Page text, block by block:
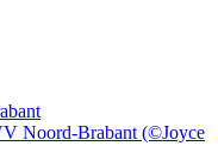
Noord-Brabant (©Joyce